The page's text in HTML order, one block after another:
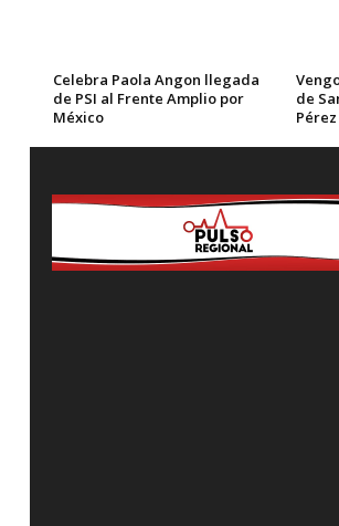
Celebra Paola Angon llegada
de PSI al Frente Amplio por
México
de